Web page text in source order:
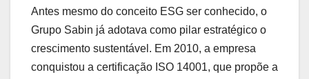
Antes mesmo do conceito ESG ser conhecido, o
Grupo Sabin já adotava como pilar estratégico o
crescimento sustentável. Em 2010, a empresa
conquistou a certificação ISO 14001, que propõe a